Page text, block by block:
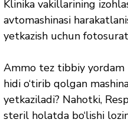
Klinika vakillarining
avtomashinasi
yetkazish uchun
Ammo tez tibbiy yordam
hidi o‘tirib qolgan
yetkaziladi? Nahotki,
steril holatda bo‘lishi